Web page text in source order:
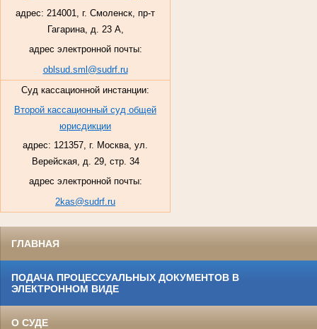
адрес: 214001, г. Смоленск, пр-т
Гагарина, д. 23 А,
адрес электронной почты:
oblsud.sml@sudrf.ru
Суд кассационной инстанции:
Второй кассационный суд общей
юрисдикции
адрес: 121357, г. Москва, ул.
Верейская, д. 29, стр. 34
адрес электронной почты:
2kas@sudrf.ru
ГЛАВНАЯ
ПОДАЧА ПРОЦЕССУАЛЬНЫХ ДОКУМЕНТОВ В
ЭЛЕКТРОННОМ ВИДЕ
О СУДЕ